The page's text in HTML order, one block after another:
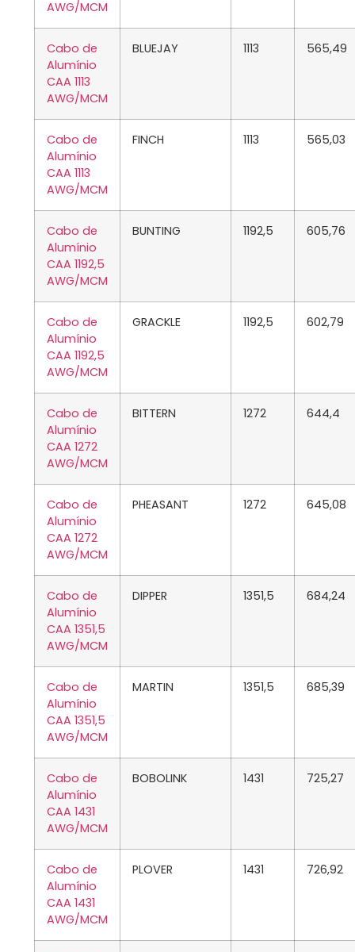
AWG/MCM
Cabo de
Alumínio
CAA 1113
AWG/MCM
BLUEJAY 1113 565,49
Cabo de
Alumínio
CAA 1113
AWG/MCM
FINCH 1113 565,03
Cabo de
Alumínio
CAA 1192,5
AWG/MCM
BUNTING 1192,5 605,76
Cabo de
Alumínio
CAA 1192,5
AWG/MCM
GRACKLE 1192,5 602,79
Cabo de
Alumínio
CAA 1272
AWG/MCM
BITTERN 1272 644,4
Cabo de
Alumínio
CAA 1272
AWG/MCM
PHEASANT 1272 645,08
Cabo de
Alumínio
CAA 1351,5
AWG/MCM
DIPPER 1351,5 684,24
Cabo de
Alumínio
CAA 1351,5
AWG/MCM
MARTIN 1351,5 685,39
Cabo de
Alumínio
CAA 1431
AWG/MCM
BOBOLINK 1431 725,27
Cabo de
Alumínio
CAA 1431
AWG/MCM
PLOVER 1431 726,92